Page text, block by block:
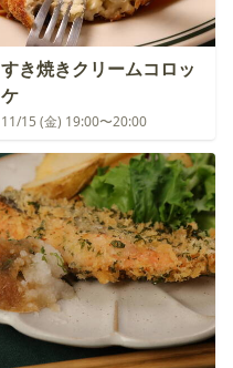
すき焼きクリームコロッ
ケ
11/15 (金) 19:00〜20:00